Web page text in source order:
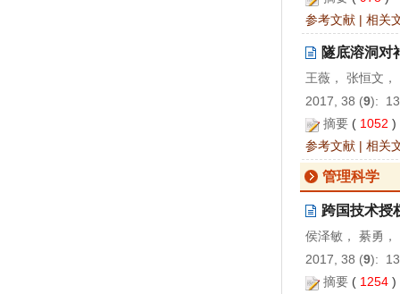
参考文献 | 相关
隧底溶洞对
王薇， 张恒文
2017, 38 (9):
摘要 ( 1052
参考文献 | 相关
管理科学
跨国技术授
侯泽敏， 綦勇
2017, 38 (9):
摘要 ( 1254